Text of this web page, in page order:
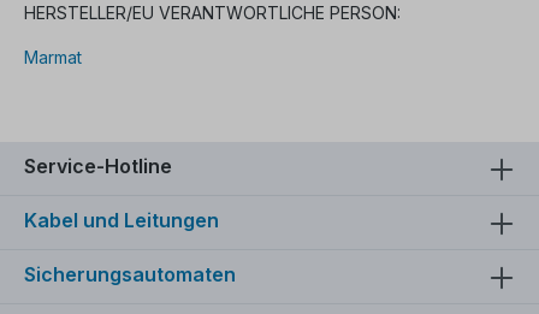
HERSTELLER/EU VERANTWORTLICHE PERSON:
Marmat
Service-Hotline
Kabel und Leitungen
Sicherungsautomaten